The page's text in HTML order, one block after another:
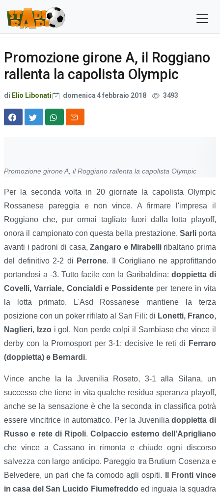
Promozione girone A, il Roggiano
rallenta la capolista Olympic
di Elio Libonati domenica 4 febbraio 2018 3493
Promozione girone A, il Roggiano rallenta la capolista Olympic
Per la seconda volta in 20 giornate la capolista Olympic
Rossanese pareggia e non vince. A firmare l'impresa il
Roggiano che, pur ormai tagliato fuori dalla lotta playoff,
onora il campionato con questa bella prestazione. Sarliporta
avanti i padroni di casa,Zangaro e Mirabelliribaltano prima
del definitivo 2-2 di Perrone. Il Corigliano ne approfittando
portandosi a -3. Tutto facile con la Garibaldina: doppietta di
Covelli, Varriale, Concialdi e Possidente per tenere in vita
la lotta primato. L'Asd Rossanese mantiene la terza
posizione con un poker rifilato al San Fili: di Lonetti, Franco,
Naglieri, Izzoi gol. Non perde colpi il Sambiase che vince il
derby con la Promosport per 3-1: decisive le reti di Ferraro
(doppietta) e Bernardi.
Vince anche la la Juvenilia Roseto, 3-1 alla Silana, un
successo che tiene in vita qualche residua speranza playoff,
anche se la sensazione è che la seconda in classifica potrà
essere vincitrice in automatico. Per la Juveniliadoppietta di
Russo e rete di Ripoli.Colpaccio esterno dell'Aprigliano
che vince a Cassano in rimonta e chiude ogni discorso
salvezza con largo anticipo. Pareggio tra Brutium Cosenza e
Belvedere, un pari che fa comodo agli ospiti.
Il Fronti vince
in casa del San Lucido Fiumefreddoed inguaia la squadra